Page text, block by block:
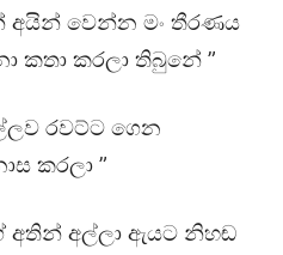
අයින් වෙන්න මං තීරණය
කතා කරලා තිබුනේ ”
රවට්ට ගෙන
කරලා ”
අතින් අල්ලා ඇයට නිහඬ